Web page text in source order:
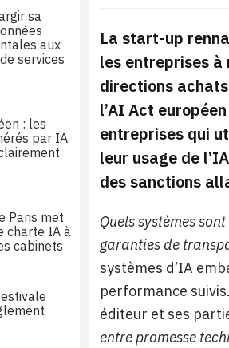
La start-up
les entreprises
directions
l’AI Act
entreprises qui
leur usage de
des sanctions
Quels systèmes
garanties de
systèmes d’IA
performance
éditeur et ses
entre promesse
sa
aux
services
: les
par IA
Paris met
charte IA à
cabinets